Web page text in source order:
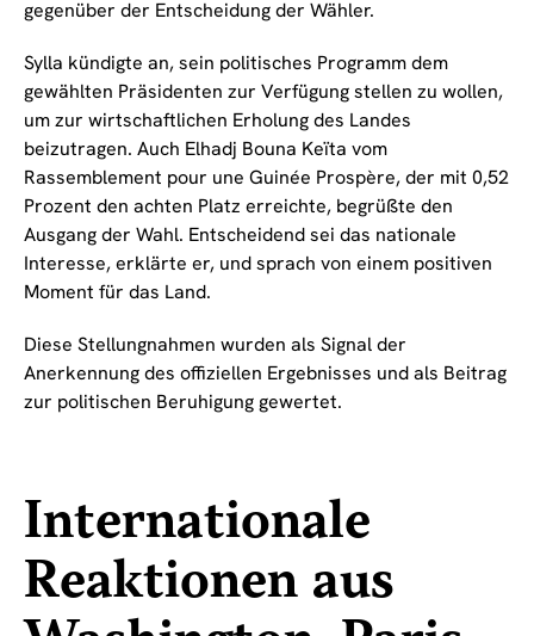
gegenüber der Entscheidung der Wähler.
Sylla kündigte an, sein politisches Programm dem
gewählten Präsidenten zur Verfügung stellen zu wollen,
um zur wirtschaftlichen Erholung des Landes
beizutragen. Auch Elhadj Bouna Keïta vom
Rassemblement pour une Guinée Prospère, der mit 0,52
Prozent den achten Platz erreichte, begrüßte den
Ausgang der Wahl. Entscheidend sei das nationale
Interesse, erklärte er, und sprach von einem positiven
Moment für das Land.
Diese Stellungnahmen wurden als Signal der
Anerkennung des offiziellen Ergebnisses und als Beitrag
zur politischen Beruhigung gewertet.
Internationale
Reaktionen aus